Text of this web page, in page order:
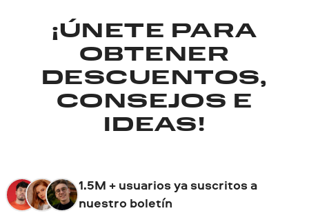
¡ÚNETE PARA
OBTENER
DESCUENTOS,
CONSEJOS E
IDEAS!
1.5M + usuarios ya suscritos a
nuestro boletín